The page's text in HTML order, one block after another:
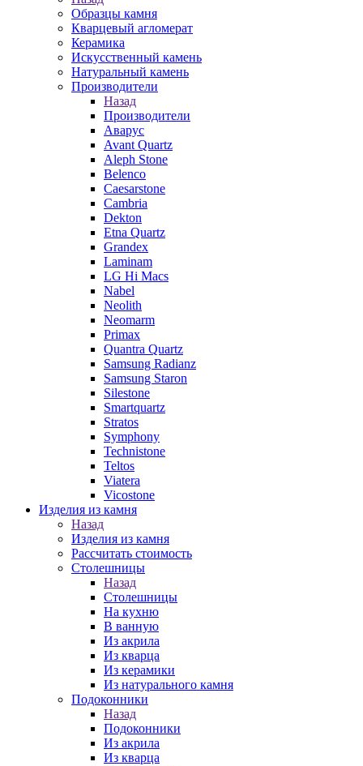
Образцы камня
Кварцевый агломерат
Керамика
Искусственный камень
Натуральный камень
Производители
Назад
Производители
Аварус
Avant Quartz
Aleph Stone
Belenco
Caesarstone
Cambria
Dekton
Etna Quartz
Grandex
Laminam
LG Hi Macs
Nabel
Neolith
Neomarm
Primax
Quantra Quartz
Samsung Radianz
Samsung Staron
Silestone
Smartquartz
Stratos
Symphony
Technistone
Teltos
Viatera
Vicostone
Изделия из камня
Назад
Изделия из камня
Рассчитать стоимость
Столешницы
Назад
Столешницы
На кухню
В ванную
Из акрила
Из кварца
Из керамики
Из натурального камня
Подоконники
Назад
Подоконники
Из акрила
Из кварца